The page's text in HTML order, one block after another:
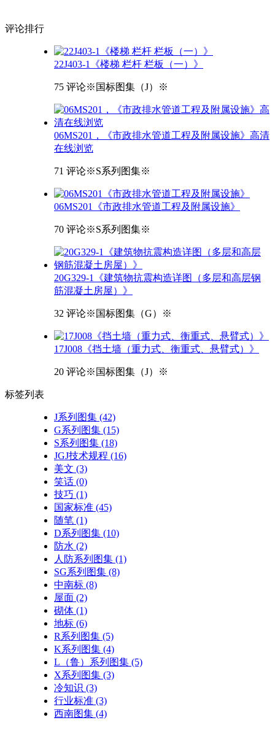
评论排行
22J403-1《楼梯 栏杆 栏板（一）》
75 评论※国标图集（J）※
06MS201，《市政排水管道工程及附属设施》高清
在线浏览
71 评论※S系列图集※
06MS201《市政排水管道工程及附属设施》
70 评论※S系列图集※
20G329-1《建筑物抗震构造详图（多层和高层钢
筋混凝土房屋）》
32 评论※国标图集（G）※
17J008《挡土墙（重力式、衡重式、悬臂式）》
20 评论※国标图集（J）※
标签列表
J系列图集 (42)
G系列图集 (15)
S系列图集 (18)
JGJ技术规程 (16)
美文 (3)
笑话 (0)
技巧 (1)
国家标准 (45)
随笔 (1)
D系列图集 (10)
防水 (2)
人防系列图集 (1)
SG系列图集 (8)
中南标 (8)
屋面 (2)
砌体 (1)
地标 (6)
R系列图集 (5)
K系列图集 (4)
L（鲁）系列图集 (5)
X系列图集 (3)
冷知识 (3)
行业标准 (3)
西南图集 (4)